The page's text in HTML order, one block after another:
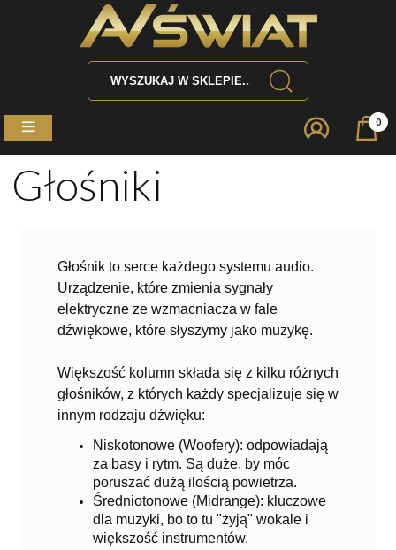
0
Głośniki
Głośnik to serce każdego systemu audio.
Urządzenie, które zmienia sygnały
elektryczne ze wzmacniacza w fale
dźwiękowe, które słyszymy jako muzykę.
Większość kolumn składa się z kilku różnych
głośników, z których każdy specjalizuje się w
innym rodzaju dźwięku:
Niskotonowe (Woofery): odpowiadają
za basy i rytm. Są duże, by móc
poruszać dużą ilością powietrza.
Średniotonowe (Midrange): kluczowe
dla muzyki, bo to tu "żyją" wokale i
większość instrumentów.